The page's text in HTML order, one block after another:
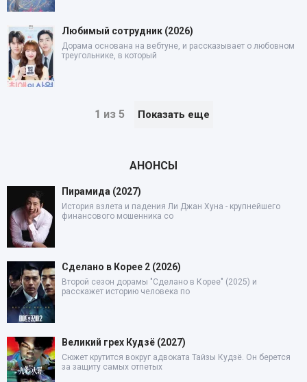
Любимый сотрудник (2026)
Дорама основана на вебтуне, и рассказывает о любовном
треугольнике, в который
1 из 5 Показать еще
АНОНСЫ
Пирамида (2027)
История взлета и падения Ли Джан Хуна - крупнейшего
финансового мошенника со
Сделано в Корее 2 (2026)
Второй сезон дорамы "Сделано в Корее" (2025) и
расскажет историю человека по
Великий грех Кудзё (2027)
Сюжет крутится вокруг адвоката Тайзы Кудзё. Он берется
за защиту самых отпетых